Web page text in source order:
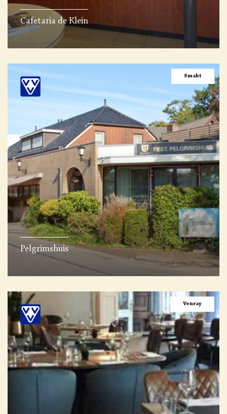
Cafetaria de Klein
Smakt
Pelgrimshuis
Venray